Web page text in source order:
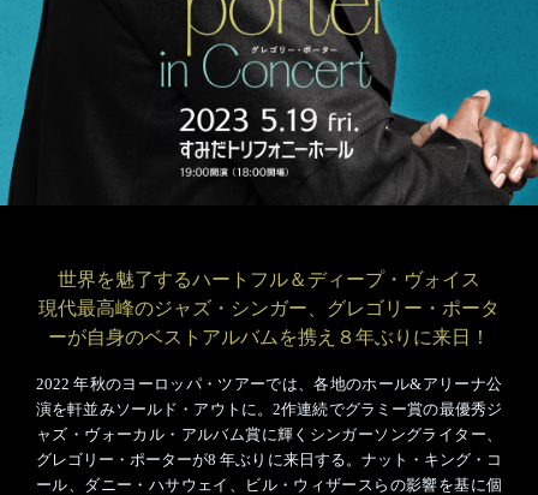
世界を魅了するハートフル＆ディープ・ヴォイス
現代最高峰のジャズ・シンガー、グレゴリー・ポータ
ーが自身のベストアルバムを携え８年ぶりに来日！
2022 年秋のヨーロッパ・ツアーでは、各地のホール&アリーナ公
演を軒並みソールド・アウトに。2作連続でグラミー賞の最優秀ジ
ャズ・ヴォーカル・アルバム賞に輝くシンガーソングライター、
グレゴリー・ポーターが8 年ぶりに来日する。ナット・キング・コ
ール、ダニー・ハサウェイ、ビル・ウィザースらの影響を基に個